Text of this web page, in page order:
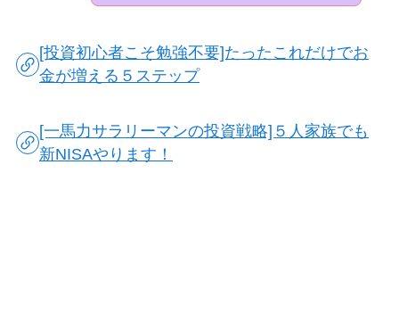
[投資初心者こそ勉強不要]たったこれだけでお
金が増える５ステップ
[一馬力サラリーマンの投資戦略]５人家族でも
新NISAやります！